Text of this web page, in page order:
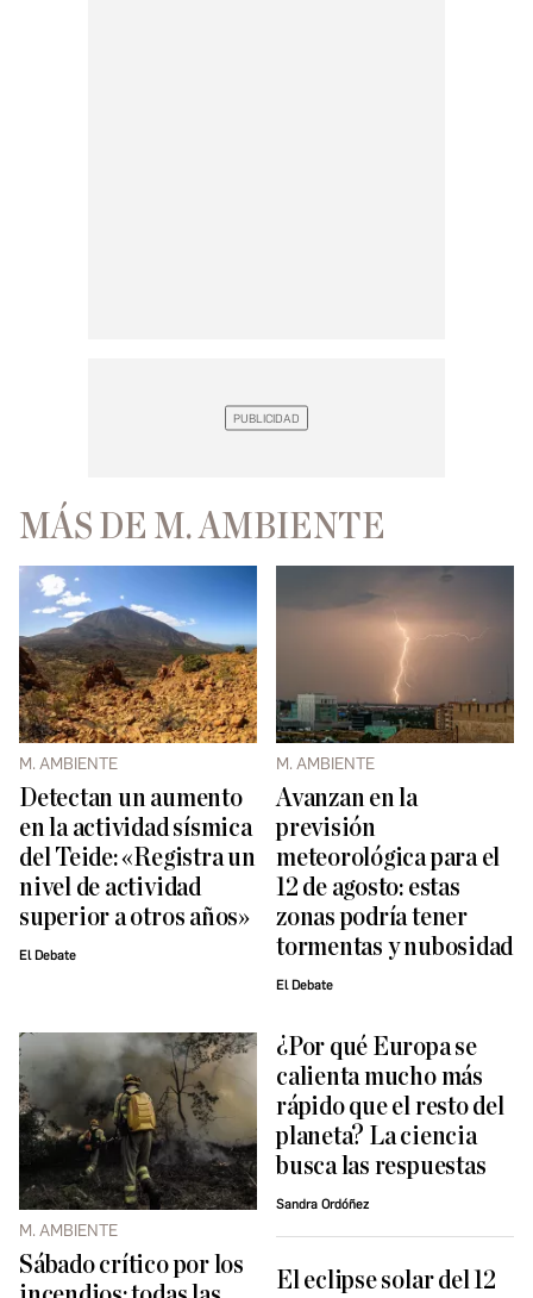
MÁS DE M. AMBIENTE
M. AMBIENTE
Detectan un aumento
en la actividad sísmica
del Teide: «Registra un
nivel de actividad
superior a otros años»
El Debate
M. AMBIENTE
Avanzan en la
previsión
meteorológica para el
12 de agosto: estas
zonas podría tener
tormentas y nubosidad
El Debate
M. AMBIENTE
Sábado crítico por los
¿Por qué Europa se
calienta mucho más
rápido que el resto del
planeta? La ciencia
busca las respuestas
Sandra Ordóñez
El eclipse solar del 12